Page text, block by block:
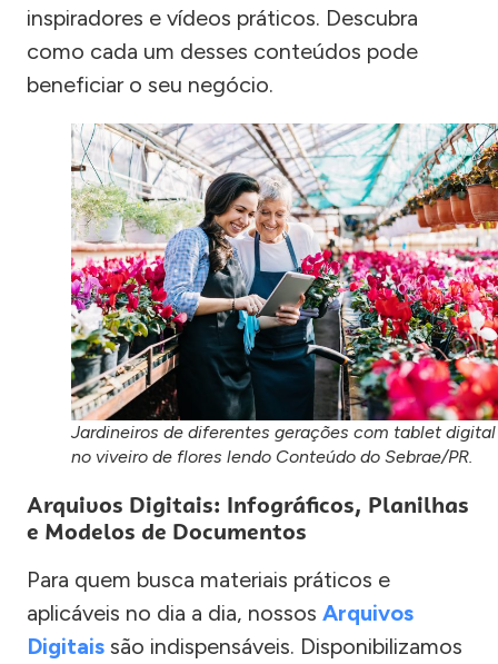
inspiradores e vídeos práticos. Descubra
como cada um desses conteúdos pode
beneficiar o seu negócio.
Jardineiros de diferentes gerações com tablet digital
no viveiro de flores lendo Conteúdo do Sebrae/PR.
Arquivos Digitais: Infográficos, Planilhas
e Modelos de Documentos
Para quem busca materiais práticos e
aplicáveis no dia a dia, nossos Arquivos
Digitais são indispensáveis. Disponibilizamos